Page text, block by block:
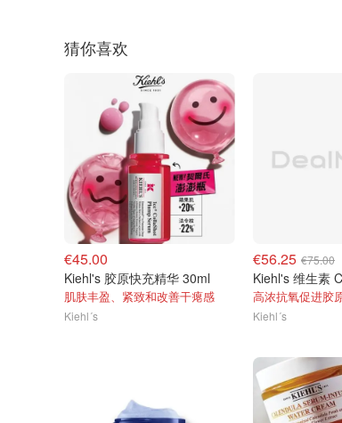
猜你喜欢
€45.00
Kiehl's 胶原快充精华 30ml
肌肤丰盈、紧致和改善干瘪感
Kiehl´s
€56.25 €75.00
Kiehl's 维生素
高浓抗氧促进胶
Kiehl´s